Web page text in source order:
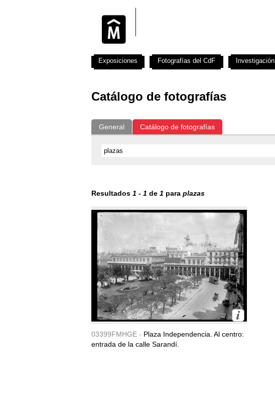
Catálogo de fotografías
General Catálogo de fotografías
Resultados 1 - 1 de 1 para plazas
03399FMHGE - Plaza Independencia. Al centro:
entrada de la calle Sarandí.
Exposiciones Fotografías del CdF Investigación